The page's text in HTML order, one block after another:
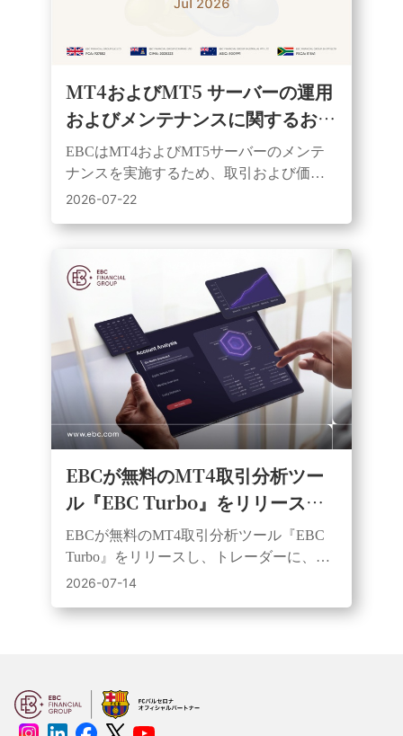
MT4およびMT5 サーバーの運用
およびメンテナンスに関するお知
らせ | 2026年7月25日
EBCはMT4およびMT5サーバーのメンテ
ナンスを実施するため、取引および価格
表示サービスを一時的に停止いたしま
2026-07-22
EBCが無料のMT4取引分析ツー
ル『EBC Turbo』をリリース
し、トレーダーの実際のパフォー
マンスを明らかにする6つの数字
を解説。
EBCが無料のMT4取引分析ツール『EBC
Turbo』をリリースし、トレーダーに、本
ツールでパフォーマンス、リスク、一貫
2026-07-14